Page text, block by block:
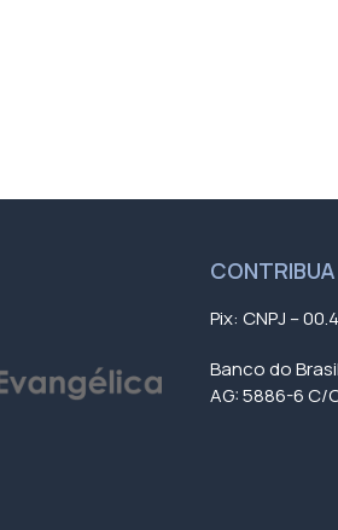
CONTRIBUA
Pix: CNPJ –
Banco do Brasil
AG: 5886-6 C/